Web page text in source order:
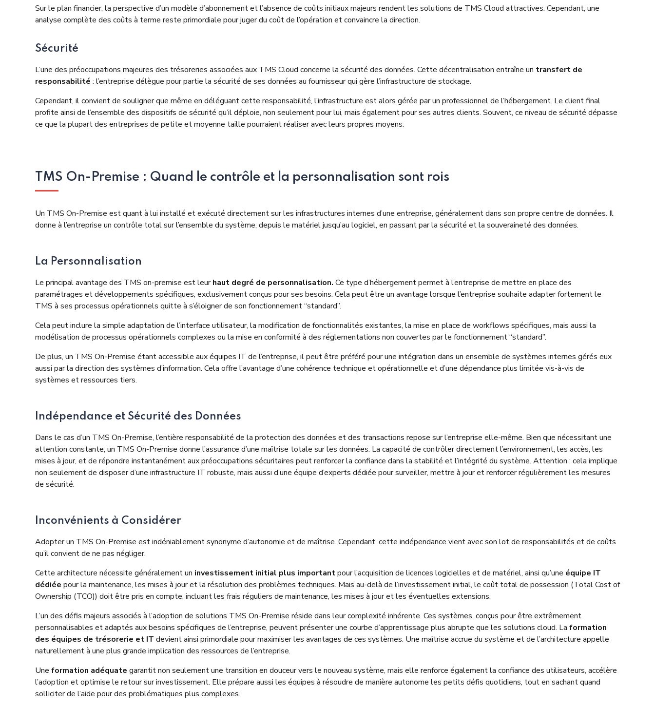
Sur le plan financier, la perspective d’un modèle d’abonnement et l’absence de coûts initiaux majeurs rendent les solutions de TMS Cloud attractives. Cependant, une
analyse complète des coûts à terme reste primordiale pour juger du coût de l’opération et convaincre la direction.
Sécurité
L’une des préoccupations majeures des trésoreries associées aux TMS Cloud concerne la sécurité des données. Cette décentralisation entraîne un transfert de
responsabilité : l’entreprise délègue pour partie la sécurité de ses données au fournisseur qui gère l’infrastructure de stockage.
Cependant, il convient de souligner que même en déléguant cette responsabilité, l’infrastructure est alors gérée par un professionnel de l’hébergement. Le client final
profite ainsi de l’ensemble des dispositifs de sécurité qu’il déploie, non seulement pour lui, mais également pour ses autres clients. Souvent, ce niveau de sécurité dépasse
ce que la plupart des entreprises de petite et moyenne taille pourraient réaliser avec leurs propres moyens.
TMS On-Premise : Quand le contrôle et la personnalisation sont rois
Un TMS On-Premise est quant à lui installé et exécuté directement sur les infrastructures internes d’une entreprise, généralement dans son propre centre de données. Il
donne à l’entreprise un contrôle total sur l’ensemble du système, depuis le matériel jusqu’au logiciel, en passant par la sécurité et la souveraineté des données.
La Personnalisation
Le principal avantage des TMS on-premise est leurhaut degré de personnalisation. Ce type d’hébergement permet à l’entreprise de mettre en place des
paramétrages et développements spécifiques, exclusivement conçus pour ses besoins. Cela peut être un avantage lorsque l’entreprise souhaite adapter fortement le
TMS à ses processus opérationnels quitte à s’éloigner de son fonctionnement “standard”.
Cela peut inclure la simple adaptation de l’interface utilisateur, la modification de fonctionnalités existantes, la mise en place de workflows spécifiques, mais aussi la
modélisation de processus opérationnels complexes ou la mise en conformité à des réglementations non couvertes par le fonctionnement “standard”.
De plus, un TMS On-Premise étant accessible aux équipes IT de l’entreprise, il peut être préféré pour une intégration dans un ensemble de systèmes internes gérés eux
aussi par la direction des systèmes d’information. Cela offre l’avantage d’une cohérence technique et opérationnelle et d’une dépendance plus limitée vis-à-vis de
systèmes et ressources tiers.
Indépendance et Sécurité des Données
Dans le cas d’un TMS On-Premise, l’entière responsabilité de la protection des données et des transactions repose sur l’entreprise elle-même. Bien que nécessitant une
attention constante, un TMS On-Premise donne l’assurance d’une maîtrise totale sur les données. La capacité de contrôler directement l’environnement, les accès, les
mises à jour, et de répondre instantanément aux préoccupations sécuritaires peut renforcer la confiance dans la stabilité et l’intégrité du système. Attention : cela implique
non seulement de disposer d’une infrastructure IT robuste, mais aussi d’une équipe d’experts dédiée pour surveiller, mettre à jour et renforcer régulièrement les mesures
de sécurité.
Inconvénients à Considérer
Adopter un TMS On-Premise est indéniablement synonyme d’autonomie et de maîtrise. Cependant, cette indépendance vient avec son lot de responsabilités et de coûts
qu’il convient de ne pas négliger.
Cette architecture nécessite généralement un investissement initial plus importantpour l’acquisition de licences logicielles et de matériel, ainsi qu’une équipe IT
dédiée pour la maintenance, les mises à jour et la résolution des problèmes techniques. Mais au-delà de l’investissement initial, le coût total de possession (Total Cost of
Ownership (TCO)) doit être pris en compte, incluant les frais réguliers de maintenance, les mises à jour et les éventuelles extensions.
L’un des défis majeurs associés à l’adoption de solutions TMS On-Premise réside dans leur complexité inhérente. Ces systèmes, conçus pour être extrêmement
personnalisables et adaptés aux besoins spécifiques de l’entreprise, peuvent présenter une courbe d’apprentissage plus abrupte que les solutions cloud. La formation
des équipes de trésorerie et IT devient ainsi primordiale pour maximiser les avantages de ces systèmes. Une maîtrise accrue du système et de l’architecture appelle
naturellement à une plus grande implication des ressources de l’entreprise.
Une formation adéquate garantit non seulement une transition en douceur vers le nouveau système, mais elle renforce également la confiance des utilisateurs, accélère
l’adoption et optimise le retour sur investissement. Elle prépare aussi les équipes à résoudre de manière autonome les petits défis quotidiens, tout en sachant quand
solliciter de l’aide pour des problématiques plus complexes.